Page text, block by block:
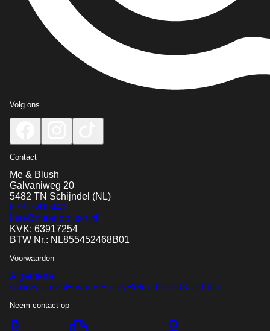
Volg ons
Contact
Me & Blush
Galvaniweg 20
5482 TN Schijndel (NL)
073-7200441
info@meandblush.nl
KVK: 63917254
BTW Nr.: NL855452468B01
Voorwaarden
Algemene
voorwaardenPrivacy PolicyRetourbeleid Klachten
Neem contact op